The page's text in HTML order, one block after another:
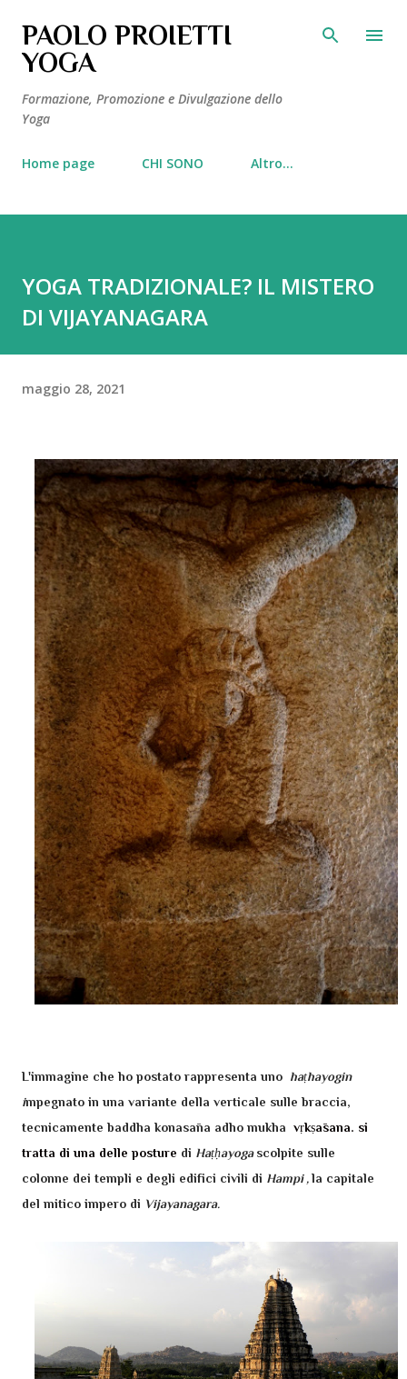
Passa ai contenuti principali
PAOLO PROIETTI
YOGA
Formazione, Promozione e Divulgazione dello
Yoga
Home page CHI SONO Altro…
YOGA TRADIZIONALE? IL MISTERO
DI VIJAYANAGARA
maggio 28, 2021
L'immagine che ho postato rappresenta uno haṭhayogin
impegnato in una variante della verticale sulle braccia,
tecnicamente baddha konasāna adho mukha vṛkṣāsana. si
tratta di una delle posture di Haṭḥayogascolpite sulle
colonne dei templi e degli edifici civili di Hampi ,la capitale
del mitico impero di Vijayanagara.